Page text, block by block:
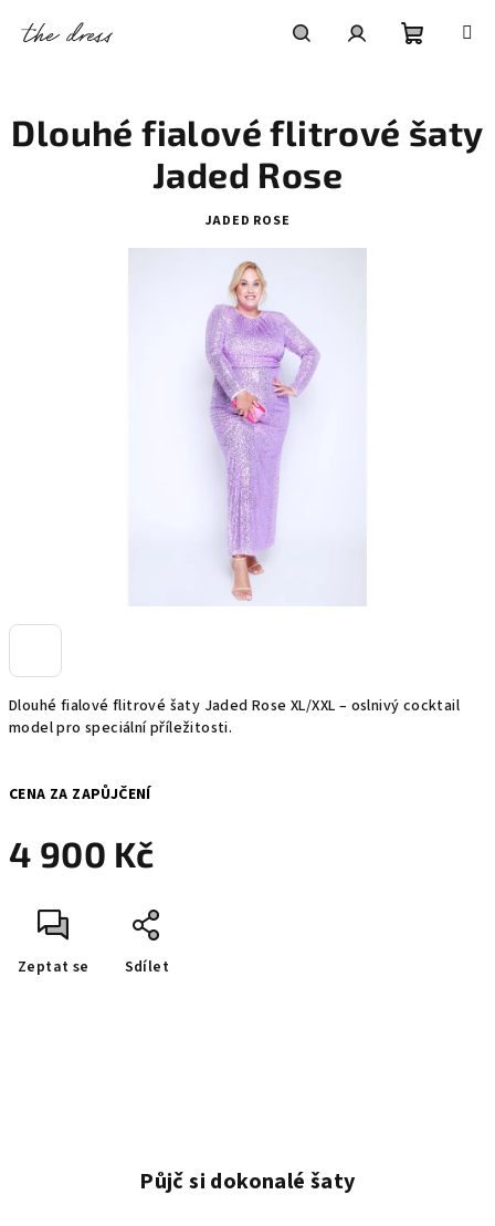
košík
Dlouhé fialové flitrové šaty Jaded Rose XL/XXL – oslnivý cocktail
model pro speciální příležitosti.
4 900 Kč
cena:
CENA ZA ZAPŮJČENÍ
Zeptat se Sdílet
Dlouhé fialové flitrové šaty
Jaded Rose
JADED ROSE
Půjč si dokonalé šaty